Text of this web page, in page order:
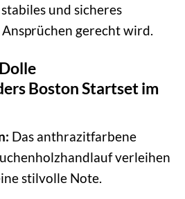
und sicheres
gerecht wird.
Boston Startset im
Das anthrazitfarbene
verleihen
stilvolle Note.